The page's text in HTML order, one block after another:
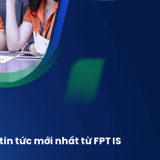
tức mới nhất từ FPT IS